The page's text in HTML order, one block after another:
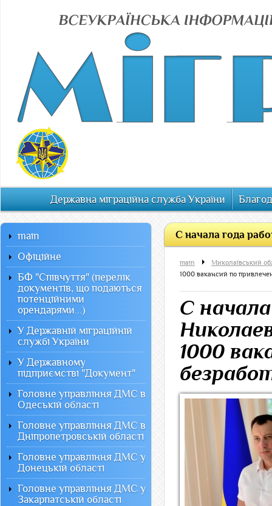
Державна міграційна служба України
С начала года
main
Миколаївський
1000 вакансий по
С
1000
main
Офiцiйне
БФ "Співчуття" (перелік
документів, що подаються
потенційними
орендарями...)
У Державній міграційній
службі України
У Державному
підприємстві "Документ"
Головне управління ДМС в
Одеській області
Головне управління ДМС в
Дніпропетровській області
Головне управління ДМС у
Донецькій області
Головне управління ДМС у
Закарпатській області